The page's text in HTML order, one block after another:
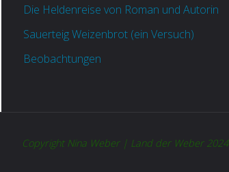
Die Heldenreise von Roman und Autorin
Sauerteig Weizenbrot (ein Versuch)
Beobachtungen
Copyright Nina Weber | Land der Weber 2024